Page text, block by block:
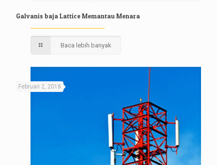
Galvanis baja Lattice Memantau Menara
Baca lebih banyak
Februari 2, 2018